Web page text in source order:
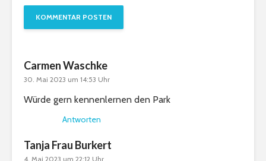
Carmen Waschke
30. Mai 2023 um 14:53 Uhr
Würde gern kennenlernen den Park
Antworten
Tanja Frau Burkert
4. Mai 2023 um 22:12 Uhr